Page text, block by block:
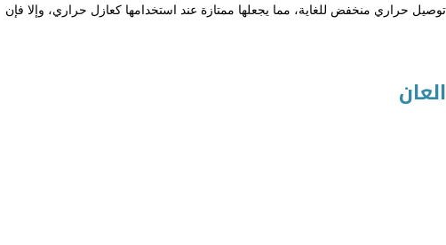
حراري منخفض للغاية، مما يجعلها ممتازة عند استخدامها كعازل حراري، وإلا فإن